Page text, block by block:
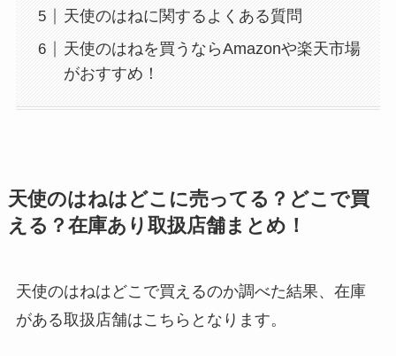
天使のはねに関するよくある質問
天使のはねを買うならAmazonや楽天市場
がおすすめ！
天使のはねはどこに売ってる？どこで買
える？在庫あり取扱店舗まとめ！
天使のはねはどこで買えるのか調べた結果、在庫
がある取扱店舗はこちらとなります。